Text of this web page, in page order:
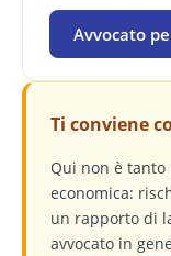
Avvocato
Ti conviene
Qui non è
economica:
un rapporto di
avvocato in